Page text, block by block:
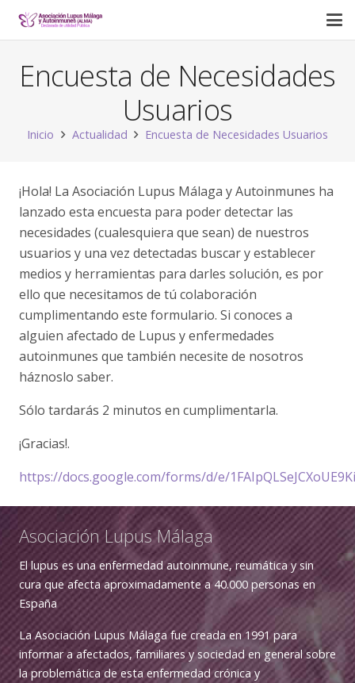
Encuesta de Necesidades
Usuarios
Inicio Actualidad Encuesta de Necesidades Usuarios
¡Hola! La Asociación Lupus Málaga y Autoinmunes ha
lanzado esta encuesta para poder detectar las
necesidades (cualesquiera que sean) de nuestros
usuarios y una vez detectadas buscar y establecer
medios y herramientas para darles solución, es por
ello que necesitamos de tú colaboración
cumplimentando este formulario. Si conoces a
alguien afectado de Lupus y enfermedades
autoinmunes que también necesite de nosotros
háznoslo saber.
Sólo tardarás 2 minutos en cumplimentarla.
¡Gracias!.
https://docs.google.com/forms/d/e/
Asociación Lupus Málaga
El lupus es una enfermedad autoinmune, reumática y sin
cura que afecta aproximadamente a 40.000 personas en
España
La Asociación Lupus Málaga fue creada en 1991 para
informar a afectados, familiares y sociedad en general sobre
la problemática de esta enfermedad crónica y